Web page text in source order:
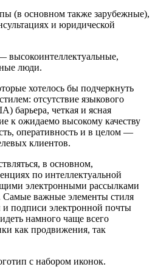
(в основном также зарубежные),
и юридической
люди.
хотелось бы подчеркнуть
отсутствие языкового
барьера, четкая и ясная
к ожидаемо высокому качеству
оперативность и в целом —
клиентов.
в основном,
по интеллектуальной
электронными рассылками
важные элементы стиля
подписи электронной почты
намного чаще всего
как продвижения, так
с набором иконок.